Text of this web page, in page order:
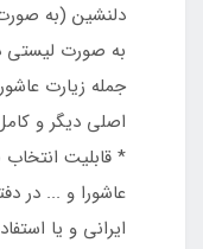
دلنشين (به
به صورت ليستي
جمله زيارت
اصلي ديگر و
* قابلیت
عاشورا و ... در
ایرانی و یا